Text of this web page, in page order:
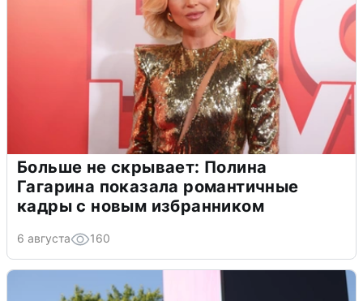
Больше не скрывает: Полина
Гагарина показала романтичные
кадры с новым избранником
6 августа 160